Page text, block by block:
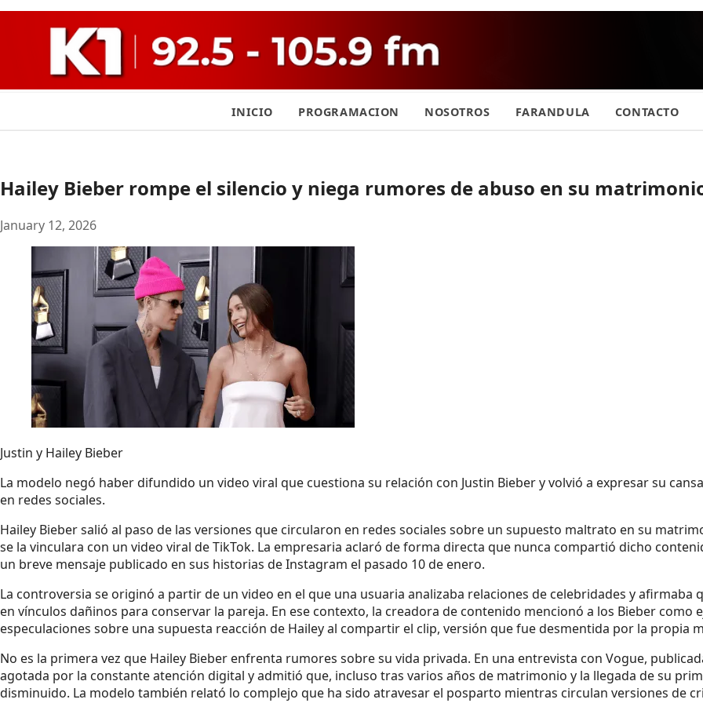
INICIO PROGRAMACION NOSOTROS FARANDULA CONTACTO
Hailey Bieber rompe el silencio y niega rumores de abuso en su
January 12, 2026
Justin y Hailey Bieber
La modelo negó haber difundido un video viral que cuestiona su relación con Justin Bieber y volvió a expresar su
en redes sociales.
Hailey Bieber salió al paso de las versiones que circularon en redes sociales sobre un supuesto maltrato en su
se la vinculara con un video viral de TikTok. La empresaria aclaró de forma directa que nunca compartió dicho
un breve mensaje publicado en sus historias de Instagram el pasado 10 de enero.
La controversia se originó a partir de un video en el que una usuaria analizaba relaciones de celebridades y afirmaba
en vínculos dañinos para conservar la pareja. En ese contexto, la creadora de contenido mencionó a los Bieber como
especulaciones sobre una supuesta reacción de Hailey al compartir el clip, versión que fue desmentida por la propia
No es la primera vez que Hailey Bieber enfrenta rumores sobre su vida privada. En una entrevista con Vogue,
agotada por la constante atención digital y admitió que, incluso tras varios años de matrimonio y la llegada de su
disminuido. La modelo también relató lo complejo que ha sido atravesar el posparto mientras circulan versiones de